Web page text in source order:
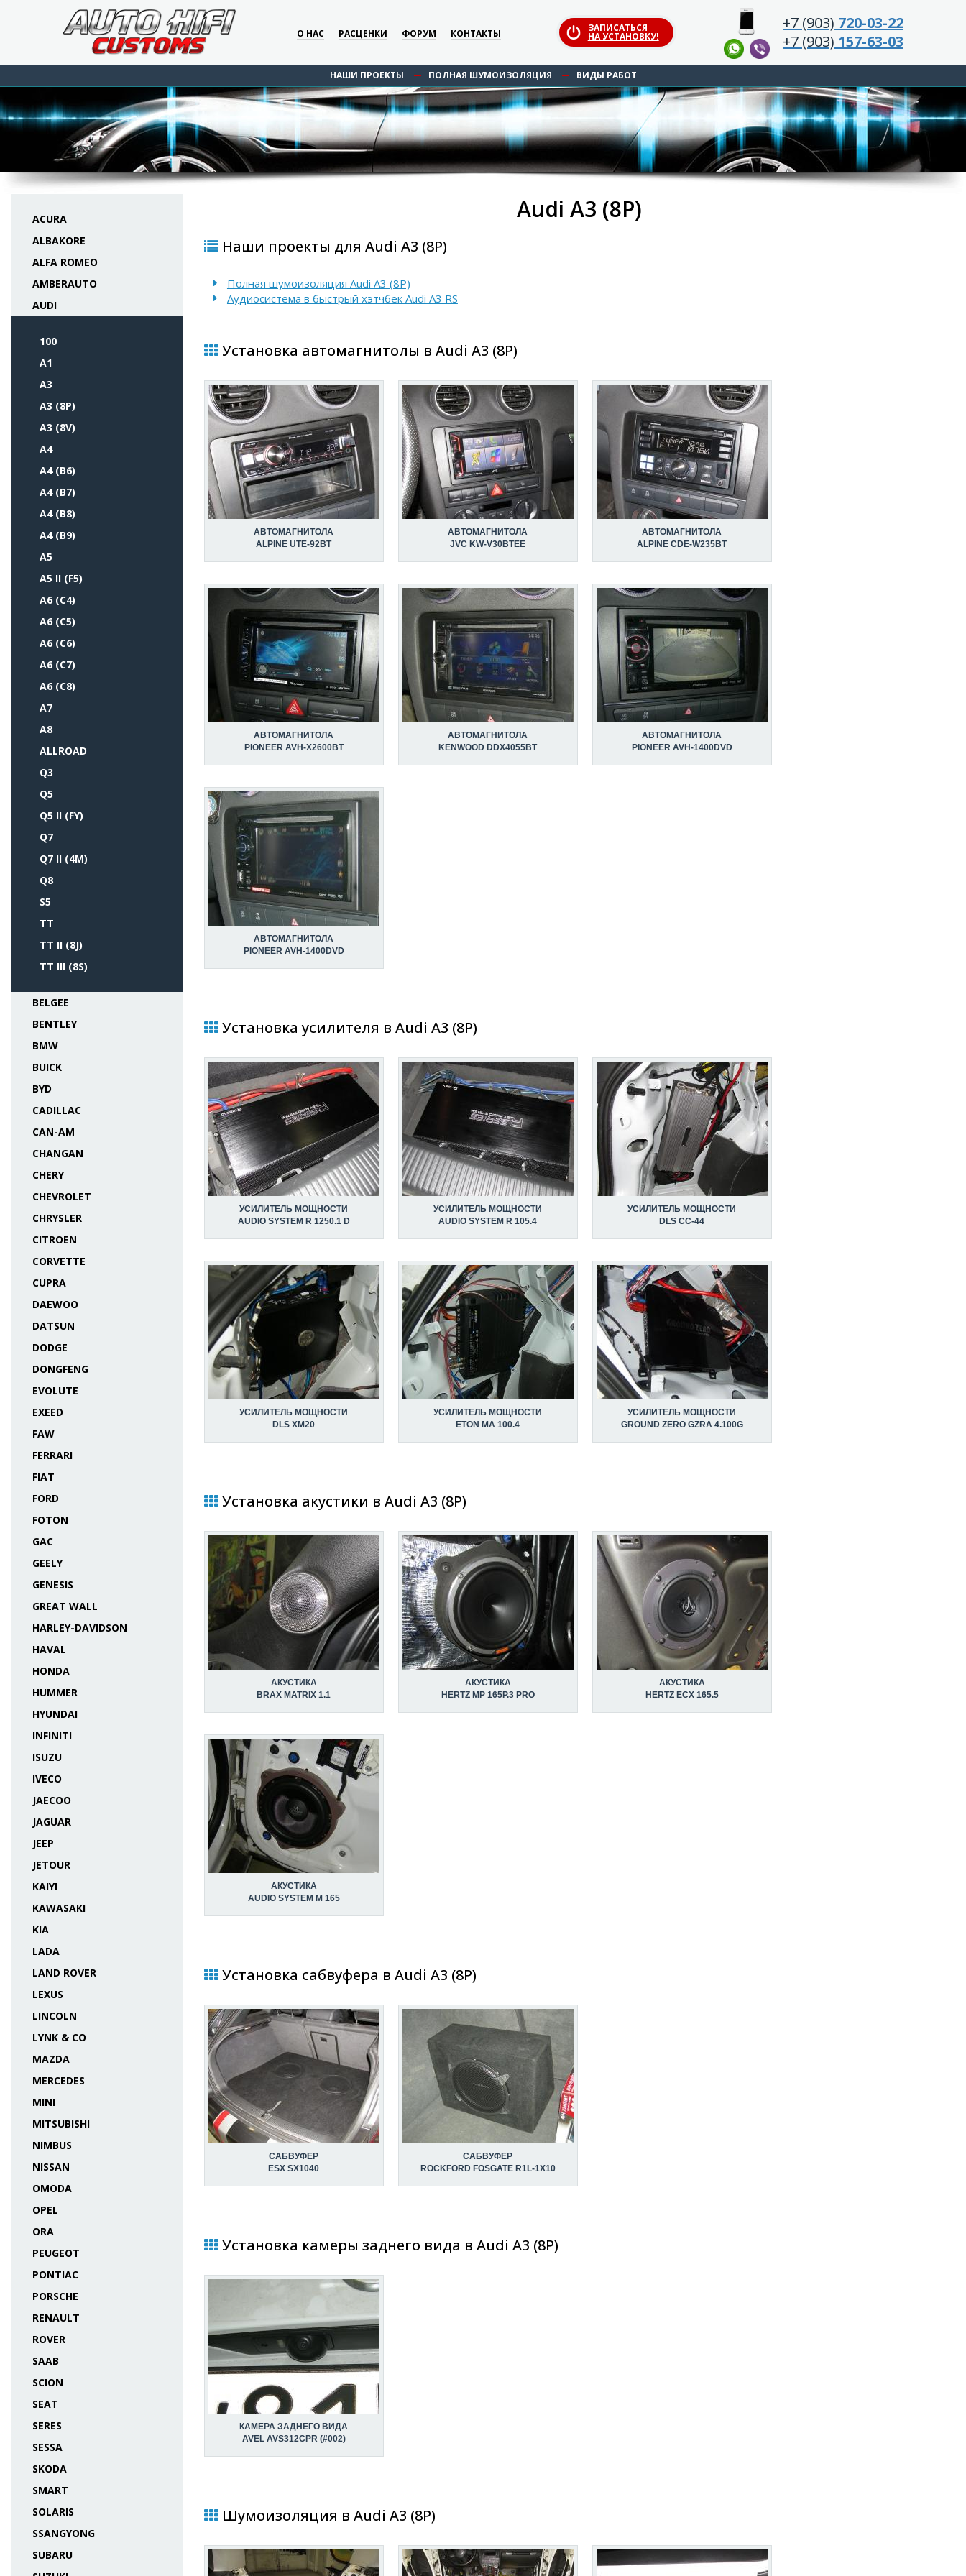
О НАС РАСЦЕНКИ ФОРУМ КОНТАКТЫ ЗАПИСАТЬСЯ
НА УСТАНОВКУ!
+7 (903) 720-03-22
+7 (903) 157-63-03
НАШИ ПРОЕКТЫ ПОЛНАЯ ШУМОИЗОЛЯЦИЯ ВИДЫ РАБОТ
ACURA
ALBAKORE
ALFA ROMEO
AMBERAUTO
AUDI
100
A1
A3
A3 (8P)
A3 (8V)
A4
A4 (B6)
A4 (B7)
A4 (B8)
A4 (B9)
A5
A5 II (F5)
A6 (C4)
A6 (C5)
A6 (C6)
A6 (C7)
A6 (C8)
A7
A8
ALLROAD
Q3
Q5
Q5 II (FY)
Q7
Q7 II (4M)
Q8
S5
TT
TT II (8J)
TT III (8S)
BELGEE
BENTLEY
BMW
BUICK
BYD
CADILLAC
CAN-AM
CHANGAN
CHERY
CHEVROLET
CHRYSLER
CITROEN
CORVETTE
CUPRA
DAEWOO
DATSUN
DODGE
DONGFENG
EVOLUTE
EXEED
FAW
FERRARI
FIAT
FORD
FOTON
GAC
GEELY
GENESIS
GREAT WALL
HARLEY-DAVIDSON
HAVAL
HONDA
HUMMER
HYUNDAI
INFINITI
ISUZU
IVECO
JAECOO
JAGUAR
JEEP
JETOUR
KAIYI
KAWASAKI
KIA
LADA
LAND ROVER
LEXUS
LINCOLN
LYNK & CO
MAZDA
MERCEDES
MINI
MITSUBISHI
NIMBUS
NISSAN
OMODA
OPEL
ORA
PEUGEOT
PONTIAC
PORSCHE
RENAULT
ROVER
SAAB
SCION
SEAT
SERES
SESSA
SKODA
SMART
SOLARIS
SSANGYONG
SUBARU
Audi A3 (8P)
Наши проекты для Audi A3 (8P)
Полная шумоизоляция Audi A3 (8P)
Аудиосистема в быстрый хэтчбек Audi A3 RS
Установка автомагнитолы в Audi A3 (8P)
АВТОМАГНИТОЛА
ALPINE UTE-92BT
АВТОМАГНИТОЛА
JVC KW-V30BTEE
АВТОМАГНИТОЛА
ALPINE CDE-W235BT
АВТОМАГНИТОЛА
PIONEER AVH-X2600BT
АВТОМАГНИТОЛА
KENWOOD DDX4055BT
АВТОМАГНИТОЛА
PIONEER AVH-1400DVD
АВТОМАГНИТОЛА
PIONEER AVH-1400DVD
Установка усилителя в Audi A3 (8P)
УСИЛИТЕЛЬ МОЩНОСТИ
AUDIO SYSTEM R 1250.1 D
УСИЛИТЕЛЬ МОЩНОСТИ
AUDIO SYSTEM R 105.4
УСИЛИТЕЛЬ МОЩНОСТИ
DLS CC-44
УСИЛИТЕЛЬ МОЩНОСТИ
DLS XM20
УСИЛИТЕЛЬ МОЩНОСТИ
ETON MA 100.4
УСИЛИТЕЛЬ МОЩНОСТИ
GROUND ZERO GZRA 4.100G
Установка акустики в Audi A3 (8P)
АКУСТИКА
BRAX MATRIX 1.1
АКУСТИКА
HERTZ MP 165P.3 PRO
АКУСТИКА
HERTZ ECX 165.5
АКУСТИКА
AUDIO SYSTEM M 165
Установка сабвуфера в Audi A3 (8P)
САБВУФЕР
ESX SX1040
САБВУФЕР
ROCKFORD FOSGATE R1L-1X10
Установка камеры заднего вида в Audi A3 (8P)
КАМЕРА ЗАДНЕГО ВИДА
AVEL AVS312CPR (#002)
Шумоизоляция в Audi A3 (8P)